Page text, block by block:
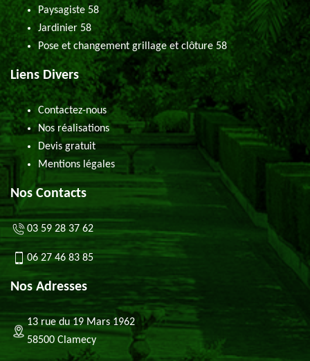
Paysagiste 58
Jardinier 58
Pose et changement grillage et clôture 58
Liens Divers
Contactez-nous
Nos réalisations
Devis gratuit
Mentions légales
Nos Contacts
03 59 28 37 62
06 27 46 83 85
Nos Adresses
13 rue du 19 Mars 1962
58500 Clamecy